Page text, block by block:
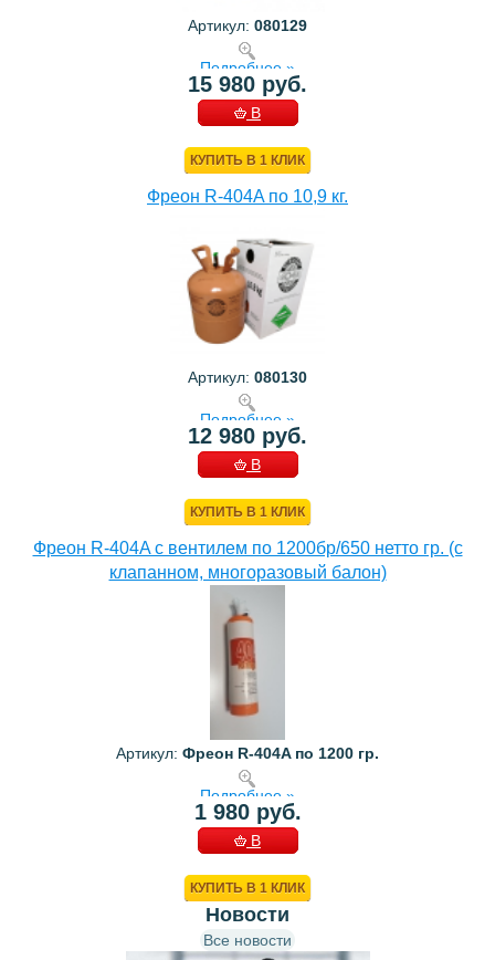
Артикул: 080129
Подробнее »
15 980 руб.
В
КУПИТЬ В 1 КЛИК
Фреон R-404A по 10,9 кг.
Артикул: 080130
Подробнее »
12 980 руб.
В
КУПИТЬ В 1 КЛИК
Фреон R-404A с вентилем по 1200бр/650 нетто гр. (с
клапанном, многоразовый балон)
Артикул: Фреон R-404A по 1200 гр.
Подробнее »
1 980 руб.
В
КУПИТЬ В 1 КЛИК
Новости
Все новости